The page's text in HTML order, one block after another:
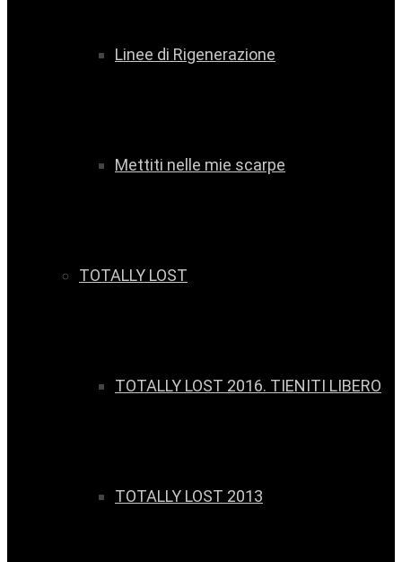
Linee di Rigenerazione
Mettiti nelle mie scarpe
TOTALLY LOST
TOTALLY LOST 2016. TIENITI LIBERO
TOTALLY LOST 2013